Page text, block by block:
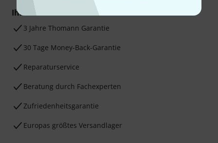
Ihre Vorteile
3 Jahre Thomann Garantie
30 Tage Money-Back-Garantie
Reparaturservice
Beratung durch Fachexperten
Zufriedenheitsgarantie
Europas größtes Versandlager